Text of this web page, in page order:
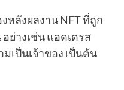
หลังผลงาน NFT ที่ถูก
ย่างเช่น แอดเดรส
เป็นเจ้าของ เป็นต้น